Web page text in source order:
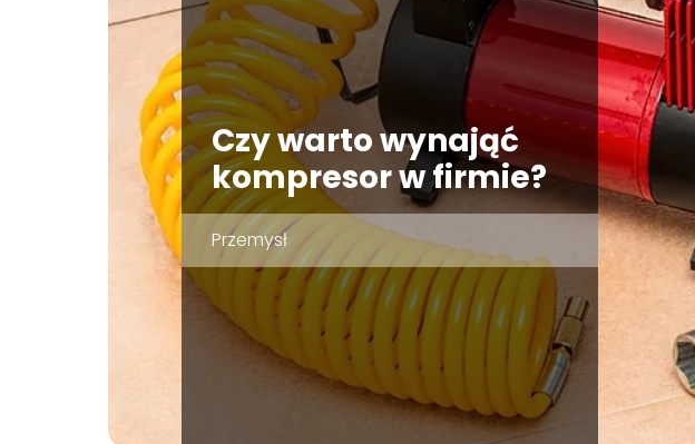
Czy warto wynająć
kompresor w firmie?
Przemysł